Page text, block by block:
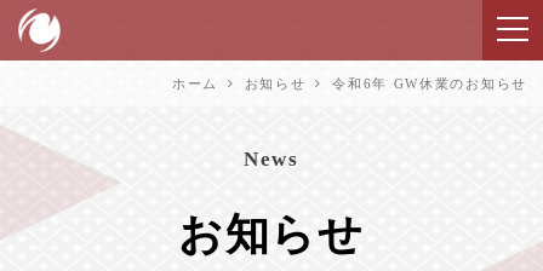
ホーム お知らせ 令和6年 GW休業のお知らせ
News
お知らせ